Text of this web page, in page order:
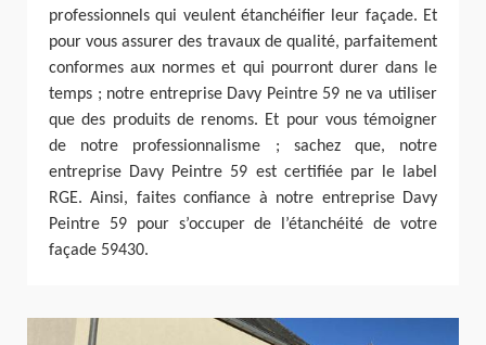
professionnels qui veulent étanchéifier leur façade. Et
pour vous assurer des travaux de qualité, parfaitement
conformes aux normes et qui pourront durer dans le
temps ; notre entreprise Davy Peintre 59 ne va utiliser
que des produits de renoms. Et pour vous témoigner
de notre professionnalisme ; sachez que, notre
entreprise Davy Peintre 59 est certifiée par le label
RGE. Ainsi, faites confiance à notre entreprise Davy
Peintre 59 pour s’occuper de l’étanchéité de votre
façade 59430.